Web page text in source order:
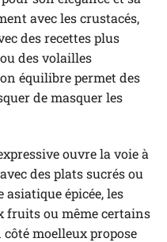
avec les crustacés,
des recettes plus
des volailles
équilibre permet des
de masquer les
ouvre la voie à
des plats sucrés ou
épicée, les
fruits ou même certains
moelleux propose